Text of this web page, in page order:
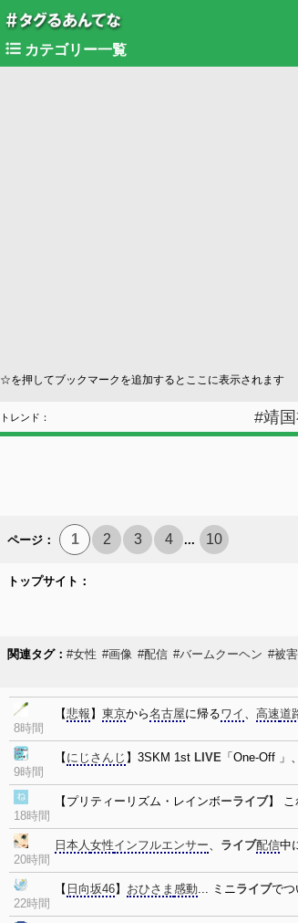
カテゴリー一覧
☆を押してブックマークを追加するとここに表示されます
#靖
トレンド：
ページ： 1 2 3 4 ... 10
トップサイト：
関連タグ： #女性 #画像 #配信 #バームクーヘン #被害
8時間
【悲報 】 東京から名古屋に帰るワイ 、 高速道
9時間
【 にじさんじ 】3SKM 1st LIVE 「One-Off 」
18時間
【プリティーリズム・レインボーライブ】 こ
20時間
日本人女性インフルエンサー、 ライブ配信中
22時間
【 日向坂46】 おひさま 感動... ミニライブでつ